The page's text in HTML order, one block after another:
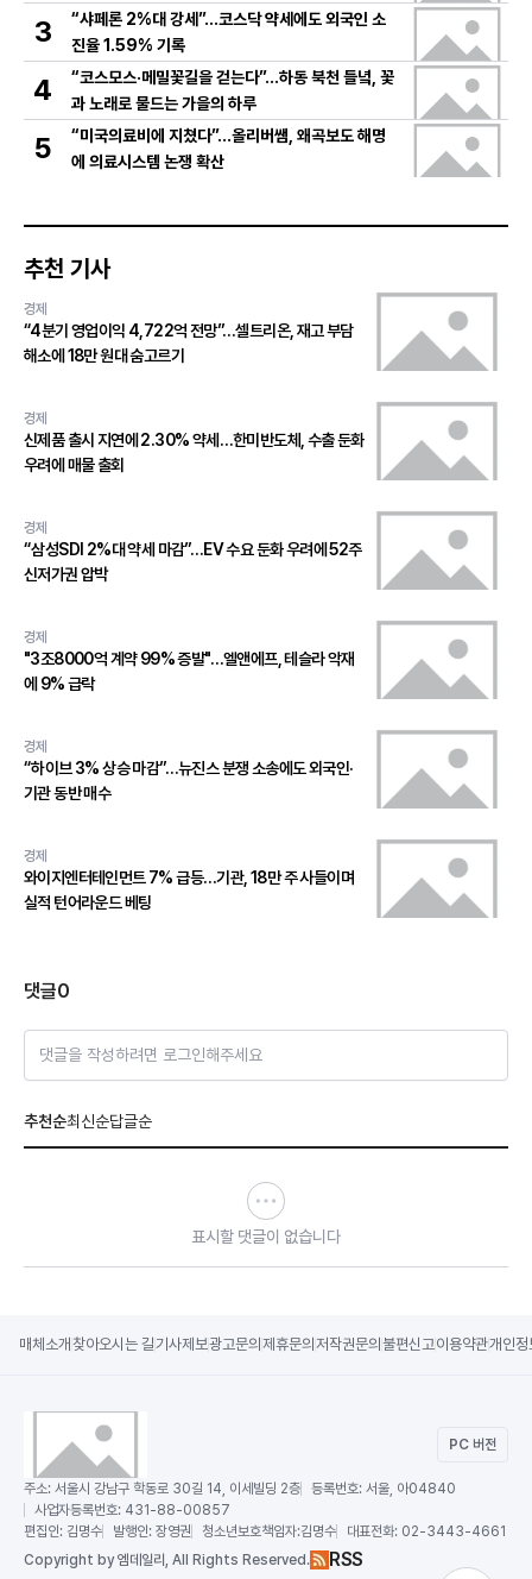
3
“샤페론 2%대 강세”…코스닥 약세에도 외국인 소
진율 1.59% 기록
4
“코스모스·메밀꽃길을 걷는다”…하동 북천 들녘, 꽃
과 노래로 물드는 가을의 하루
5
“미국의료비에 지쳤다”…올리버쌤, 왜곡보도 해명
에 의료시스템 논쟁 확산
추천 기사
경제
“4분기 영업이익 4,722억 전망”…셀트리온, 재고 부담
해소에 18만 원대 숨고르기
경제
신제품 출시 지연에 2.30% 약세…한미반도체, 수출 둔화
우려에 매물 출회
경제
“삼성SDI 2%대 약세 마감”…EV 수요 둔화 우려에 52주
신저가권 압박
경제
"3조8000억 계약 99% 증발"…엘앤에프, 테슬라 악재
에 9% 급락
경제
“하이브 3% 상승 마감”…뉴진스 분쟁 소송에도 외국인·
기관 동반 매수
경제
와이지엔터테인먼트 7% 급등…기관, 18만 주 사들이며
실적 턴어라운드 베팅
댓글0
댓글을 작성하려면 로그인해주세요
추천순최신순답글순
표시할 댓글이 없습니다
매체소개 찾아오시는 길기사제보광고문의 제휴문의 저작권문의 불편신고이용약관개인정
PC 버전
주소: 서울시 강남구 학동로 30길 14, 이세빌딩 2층 등록번호: 서울, 아04840
사업자등록번호: 431-88-00857
편집인: 김명수 발행인: 장영권 청소년보호책임자:김명수 대표전화: 02-3443-4661
Copyright by 엠데일리, All Rights Reserved. RSS